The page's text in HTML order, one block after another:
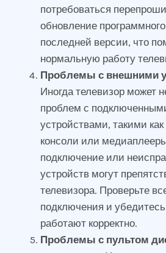
потребоваться
обновление
последней версии, что
нормальную работу
Проблемы с внешними
Иногда телевизор может
проблем с
устройствами, такими
консоли или
подключение или
устройств могут
телевизора. Проверьте
подключения и
работают корректно.
Проблемы с пультом